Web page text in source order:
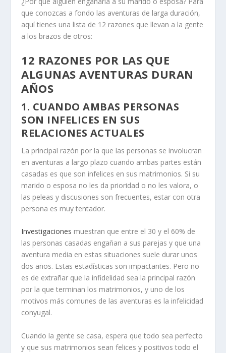
que conozcas a fondo las aventuras de larga duración,
aquí tienes una lista de 12 razones que llevan a la gente
a los brazos de otros:
12 RAZONES POR LAS QUE
ALGUNAS AVENTURAS DURAN
AÑOS
1. CUANDO AMBAS PERSONAS
SON INFELICES EN SUS
RELACIONES ACTUALES
La principal razón por la que las personas se involucran
en aventuras a largo plazo cuando ambas partes están
casadas es que son infelices en sus matrimonios. Si su
marido o esposa no les da prioridad o no les valora, o
las peleas y discusiones son frecuentes, estar con otra
persona es muy tentador.
Investigaciones muestran que entre el 30 y el 60% de
las personas casadas engañan a sus parejas y que una
aventura media en estas situaciones suele durar unos
dos años. Estas estadísticas son impactantes. Pero no
es de extrañar que la infidelidad sea la principal razón
por la que terminan los matrimonios, y uno de los
motivos más comunes de las aventuras es la infelicidad
conyugal.
Cuando la gente se casa, espera que todo sea perfecto
y que sus matrimonios sean felices y positivos todo el